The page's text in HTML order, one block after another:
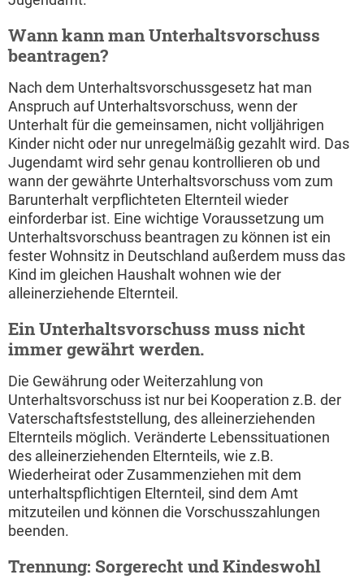
Wann kann man Unterhaltsvorschuss
beantragen?
Nach dem Unterhaltsvorschussgesetz hat man
Anspruch auf Unterhaltsvorschuss, wenn der
Unterhalt für die gemeinsamen, nicht volljährigen
Kinder nicht oder nur unregelmäßig gezahlt wird. Das
Jugendamt wird sehr genau kontrollieren ob und
wann der gewährte Unterhaltsvorschuss vom zum
Barunterhalt verpflichteten Elternteil wieder
einforderbar ist. Eine wichtige Voraussetzung um
Unterhaltsvorschuss beantragen zu können ist ein
fester Wohnsitz in Deutschland außerdem muss das
Kind im gleichen Haushalt wohnen wie der
alleinerziehende Elternteil.
Ein Unterhaltsvorschuss muss nicht
immer gewährt werden.
Die Gewährung oder Weiterzahlung von
Unterhaltsvorschuss ist nur bei Kooperation z.B. der
Vaterschaftsfeststellung, des alleinerziehenden
Elternteils möglich. Veränderte Lebenssituationen
des alleinerziehenden Elternteils, wie z.B.
Wiederheirat oder Zusammenziehen mit dem
unterhaltspflichtigen Elternteil, sind dem Amt
mitzuteilen und können die Vorschusszahlungen
beenden.
Trennung: Sorgerecht und Kindeswohl